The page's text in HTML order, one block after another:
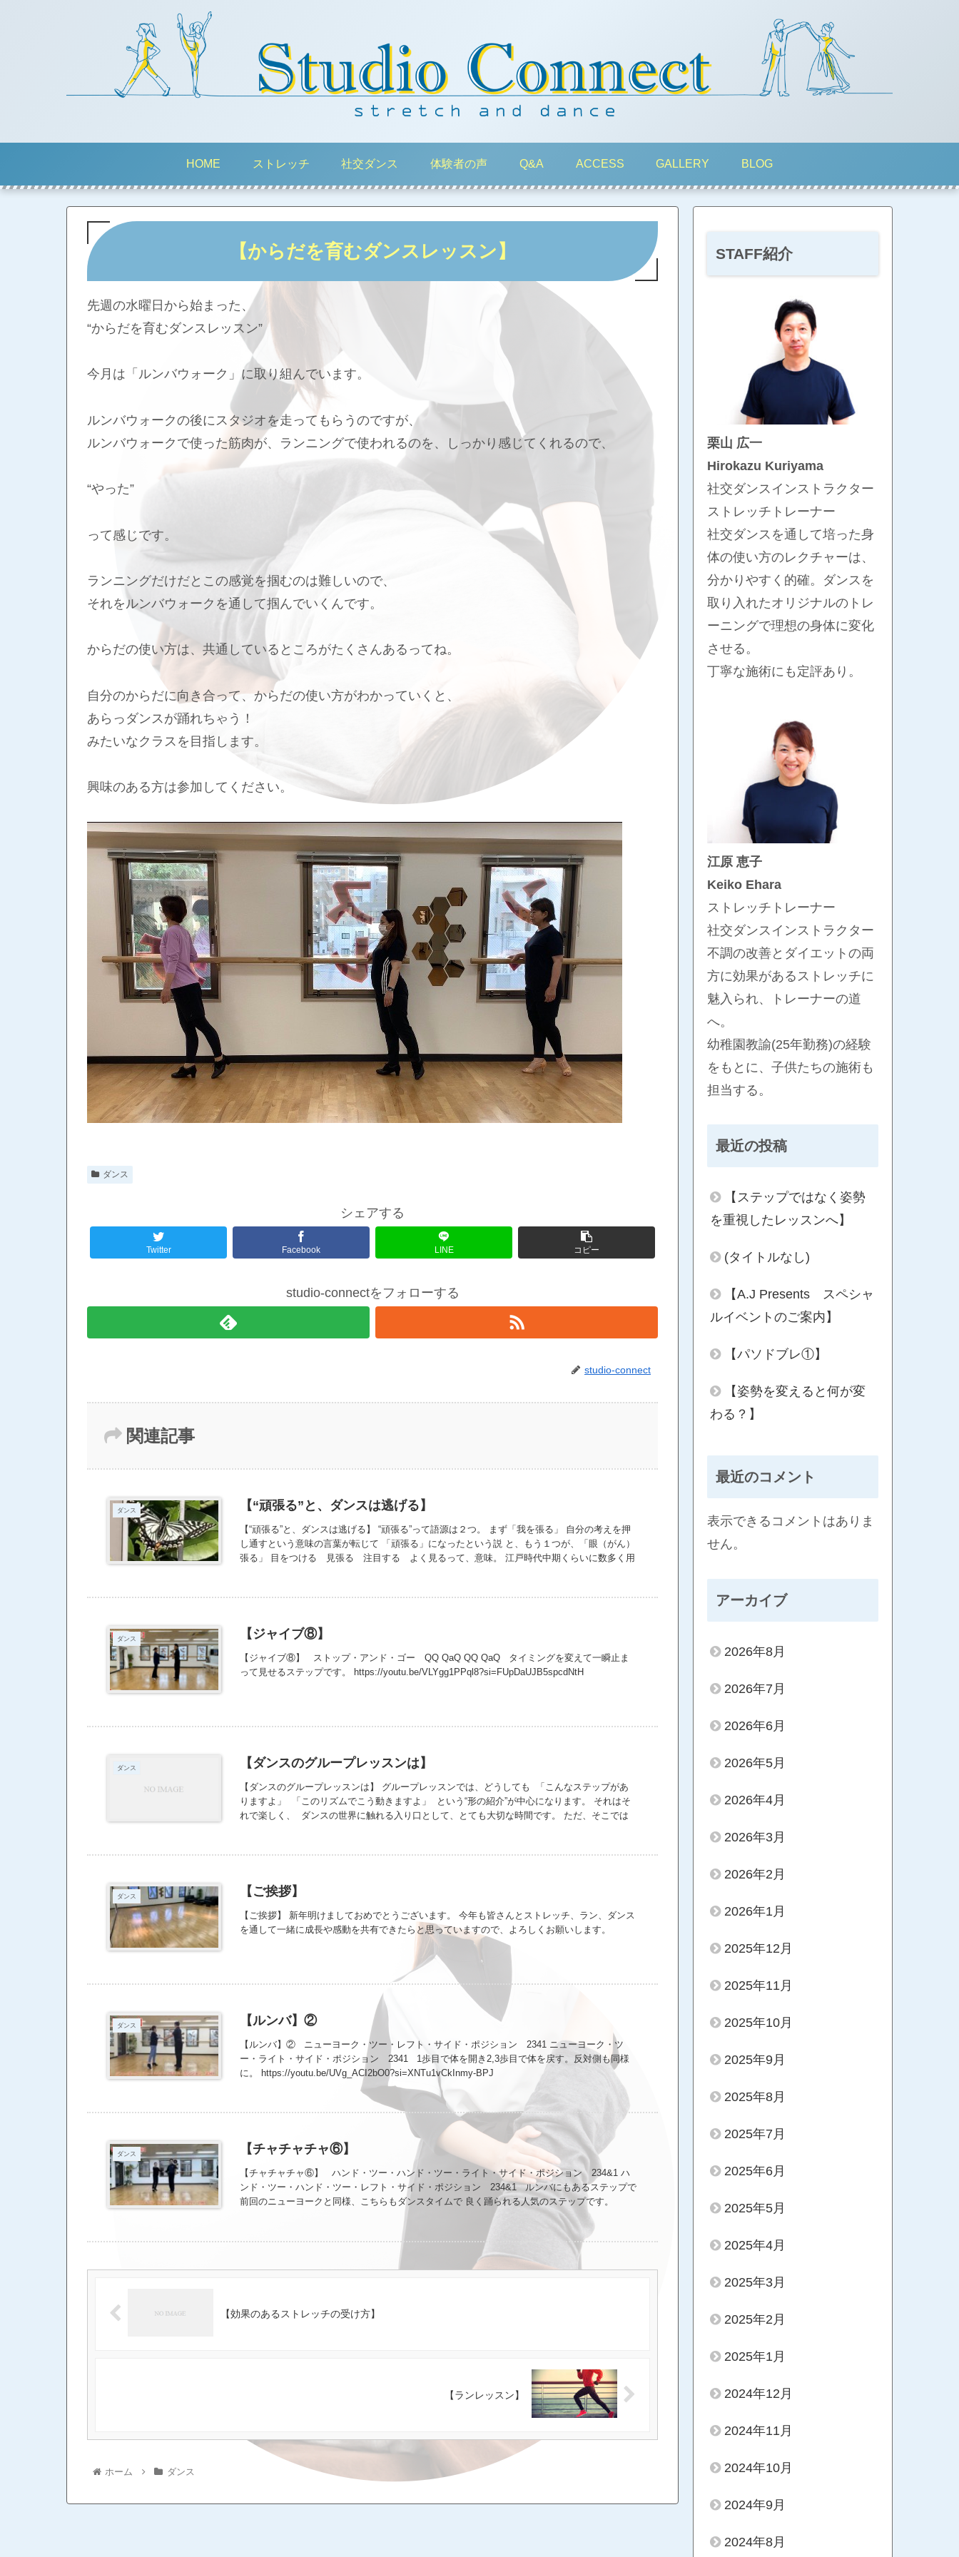
HOME ストレッチ 社交ダンス 体験者の声 Q&A ACCESS GALLERY BLOG
【からだを育むダンスレッスン】
先週の水曜日から始まった、
“からだを育むダンスレッスン”
今月は「ルンバウォーク」に取り組んでいます。
ルンバウォークの後にスタジオを走ってもらうのですが、
ルンバウォークで使った筋肉が、ランニングで使われるのを、しっかり感じてくれるので、
“やった”
って感じです。
ランニングだけだとこの感覚を掴むのは難しいので、
それをルンバウォークを通して掴んでいくんです。
からだの使い方は、共通しているところがたくさんあるってね。
自分のからだに向き合って、からだの使い方がわかっていくと、
あらっダンスが踊れちゃう！
みたいなクラスを目指します。
興味のある方は参加してください。
ダンス
シェアする
Twitter Facebook LINE コピー
studio-connectをフォローする
studio-connect
関連記事
ダンス 【“頑張る”と、ダンスは逃げる】
【“頑張る”と、ダンスは逃げる】 “頑張る”って語源は２つ。 まず「我を張る」 自分の考えを押
し通すという意味の言葉が転じて 「頑張る」になったという説 と、もう１つが、「眼（がん）
張る」 目をつける 見張る 注目する よく見るって、意味。 江戸時代中期くらいに数多く用
だからね。 頑張るとからだも心も固まって、自己満足のダンスを踊る。そうするとダンスは逃
るかな？
ダンス 【ジャイブ⑧】
【ジャイブ⑧】 ストップ・アンド・ゴー QQ QaQ QQ QaQ タイミングを変えて一瞬止ま
って見せるステップです。 https://youtu.be/VLYgg1PPql8?si=FUpDaUJB5spcdNtH
ダンス 【ダンスのグループレッスンは】
【ダンスのグループレッスンは】 グループレッスンでは、どうしても 「こんなステップがあ
りますよ」 「このリズムでこう動きますよ」 という“形の紹介”が中心になります。 それはそ
れで楽しく、 ダンスの世界に触れる入り口として、とても大切な時間です。 ただ、そこでは
だと考えています。 ダンスを知る入口。動く楽しさを感じる入口。 もしあなたが、 ただ振り
い」と思うなら、 そのとき初めて、個人レッスンが本当の意味を持ちます。 形だけでは、ダ
ンスの深い楽しさには届きません。 だからこそ、からだと向き合う時間が必要なのです。
ダンス 【ご挨拶】
【ご挨拶】 新年明けましておめでとうございます。 今年も皆さんとストレッチ、ラン、ダンス
を通して一緒に成長や感動を共有できたらと思っていますので、よろしくお願いします。
ダンス 【ルンバ】②
【ルンバ】② ニューヨーク・ツー・レフト・サイド・ポジション 2341 ニューヨーク・ツ
ー・ライト・サイド・ポジション 2341 1歩目で体を開き2,3歩目で体を戻す。反対側も同様
に。 https://youtu.be/UVg_ACI2bO0?si=XNTu1vCkInmy-BPJ
ダンス 【チャチャチャ⑥】
【チャチャチャ⑥】 ハンド・ツー・ハンド・ツー・ライト・サイド・ポジション 234&1 ハ
ンド・ツー・ハンド・ツー・レフト・サイド・ポジション 234&1 ルンバにもあるステップで
前回のニューヨークと同様、こちらもダンスタイムで 良く踊られる人気のステップです。
【効果のあるストレッチの受け方】
【ランレッスン】
ホーム ダンス
STAFF紹介
栗山 広一
Hirokazu Kuriyama
社交ダンスインストラクター
ストレッチトレーナー
社交ダンスを通して培った身
体の使い方のレクチャーは、
分かりやすく的確。ダンスを
取り入れたオリジナルのトレ
ーニングで理想の身体に変化
させる。
丁寧な施術にも定評あり。
江原 恵子
Keiko Ehara
ストレッチトレーナー
社交ダンスインストラクター
不調の改善とダイエットの両
方に効果があるストレッチに
魅入られ、トレーナーの道
へ。
幼稚園教諭(25年勤務)の経験
をもとに、子供たちの施術も
担当する。
最近の投稿
【ステップではなく姿勢
を重視したレッスンへ】
(タイトルなし)
【A.J Presents スペシャ
ルイベントのご案内】
【パソドブレ①】
【姿勢を変えると何が変
わる？】
最近のコメント
表示できるコメントはありま
せん。
アーカイブ
2026年8月
2026年7月
2026年6月
2026年5月
2026年4月
2026年3月
2026年2月
2026年1月
2025年12月
2025年11月
2025年10月
2025年9月
2025年8月
2025年7月
2025年6月
2025年5月
2025年4月
2025年3月
2025年2月
2025年1月
2024年12月
2024年11月
2024年10月
2024年9月
2024年8月